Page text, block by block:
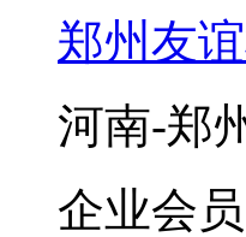
郑州友
河南-郑
企业会员